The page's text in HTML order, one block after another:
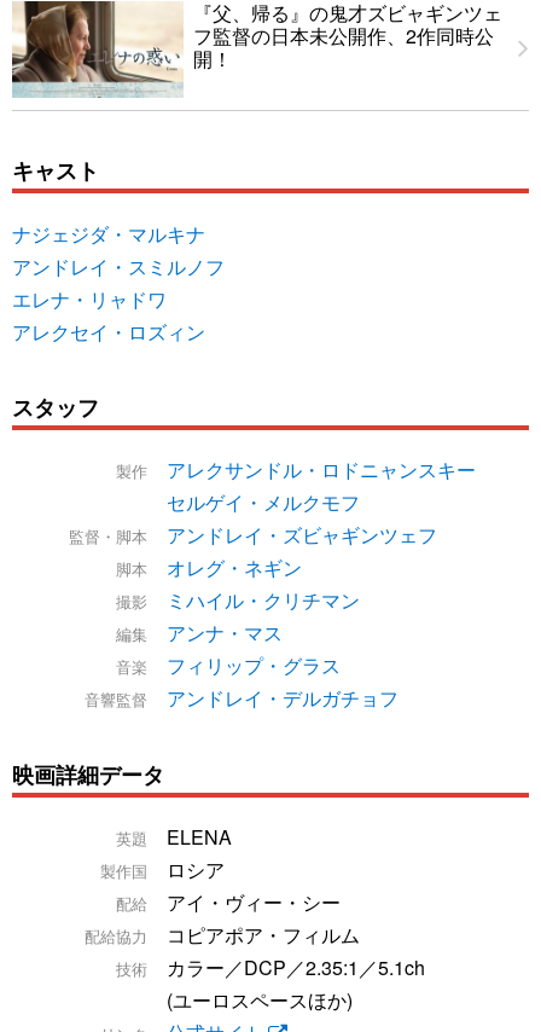
『父、帰る』の鬼才ズビャギンツェ
フ監督の日本未公開作、2作同時公
開！
キャスト
ナジェジダ・マルキナ
アンドレイ・スミルノフ
エレナ・リャドワ
アレクセイ・ロズィン
スタッフ
製作
アレクサンドル・ロドニャンスキー
セルゲイ・メルクモフ
監督・脚本 アンドレイ・ズビャギンツェフ
脚本 オレグ・ネギン
撮影 ミハイル・クリチマン
編集 アンナ・マス
音楽 フィリップ・グラス
音響監督 アンドレイ・デルガチョフ
映画詳細データ
英題 ELENA
製作国 ロシア
配給 アイ・ヴィー・シー
配給協力 コピアポア・フィルム
技術
カラー／DCP／2.35:1／5.1ch
(ユーロスペースほか)